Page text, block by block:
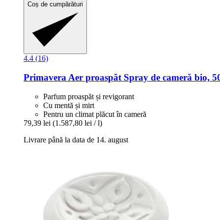
Coș de cumpărături
4.4 (16)
Primavera Aer proaspăt Spray de cameră bio,
Parfum proaspăt și revigorant
Cu mentă și mirt
Pentru un climat plăcut în cameră
79,39 lei (1.587,80 lei / l)
Livrare până la data de 14. august